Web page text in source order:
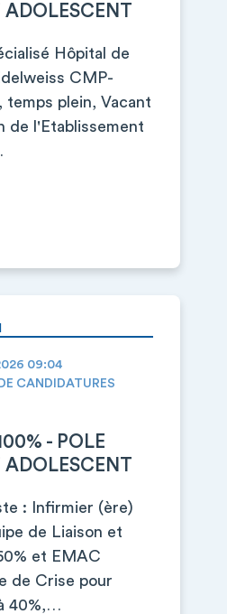
ADOLESCENT
Hôpital de
CMP-
temps plein, Vacant
de l'Etablissement
09:04
CANDIDATURES
- POLE
ADOLESCENT
: Infirmier (ère)
de Liaison et
et EMAC
de Crise pour
40%,…